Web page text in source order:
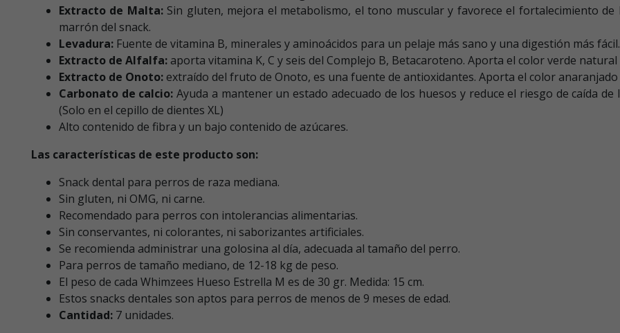
Extracto de Malta: Sin gluten, mejora el metabolismo, el tono muscular y favorece el fortalecimiento
marrón del snack.
Levadura: Fuente de vitamina B, minerales y aminoácidos para un pelaje más sano y una digestión más fácil.
Extracto de Alfalfa: aporta vitamina K, C y seis del Complejo B, Betacaroteno. Aporta el color verde natural
Extracto de Onoto: extraído del fruto de Onoto, es una fuente de antioxidantes. Aporta el color
Carbonato de calcio: Ayuda a mantener un estado adecuado de los huesos y reduce el riesgo de caída
(Solo en el cepillo de dientes XL)
Alto contenido de fibra y un bajo contenido de azúcares.
Las características de este producto son:
Snack dental para perros de raza mediana.
Sin gluten, ni OMG, ni carne.
Recomendado para perros con intolerancias alimentarias.
Sin conservantes, ni colorantes, ni saborizantes artificiales.
Se recomienda administrar una golosina al día, adecuada al tamaño del perro.
Para perros de tamaño mediano, de 12-18 kg de peso.
El peso de cada Whimzees Hueso Estrella M es de 30 gr. Medida: 15 cm.
Estos snacks dentales son aptos para perros de menos de 9 meses de edad.
Cantidad: 7 unidades.